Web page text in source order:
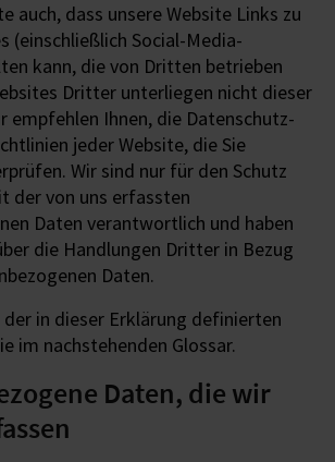
auch, dass unsere Website Links zu
(einschließlich Social-Media-
kann, die von Dritten betrieben
Dritter unterliegen nicht dieser
empfehlen Ihnen, die Datenschutz-
jeder Website, die Sie
Wir sind nur für den Schutz
der von uns erfassten
Daten verantwortlich und haben
die Handlungen Dritter in Bezug
Daten.
der in dieser Erklärung definierten
im nachstehenden Glossar.
Daten, die wir